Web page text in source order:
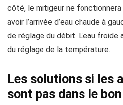
côté, le mitigeur ne
avoir l’arrivée d’eau chaude à
de réglage du débit. L’eau froide
du réglage de la température.
Les solutions si les
sont pas dans le